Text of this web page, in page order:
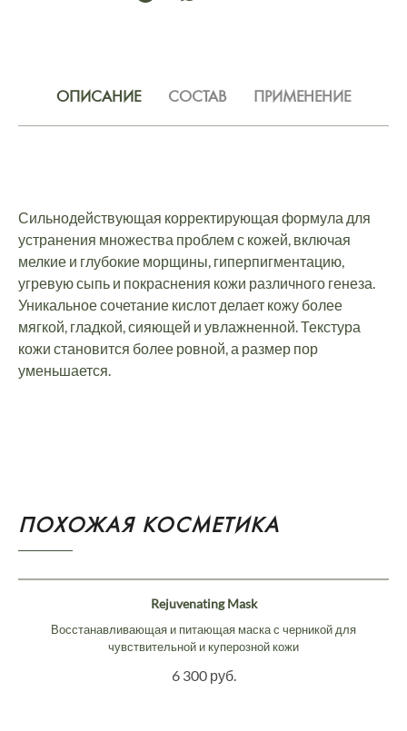
ОПИСАНИЕ СОСТАВ ПРИМЕНЕНИЕ
Сильнодействующая корректирующая формула для
устранения множества проблем с кожей, включая
мелкие и глубокие морщины, гиперпигментацию,
угревую сыпь и покраснения кожи различного генеза.
Уникальное сочетание кислот делает кожу более
мягкой, гладкой, сияющей и увлажненной. Текстура
кожи становится более ровной, а размер пор
уменьшается.
ПОХОЖАЯ КОСМЕТИКА
Rejuvenating Mask
Восстанавливающая и питающая маска с черникой для
чувствительной и куперозной кожи
6 300 руб.